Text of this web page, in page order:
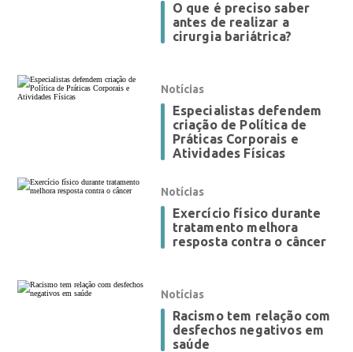
O que é preciso saber
antes de realizar a
cirurgia bariátrica?
Notícias
Especialistas defendem
criação de Política de
Práticas Corporais e
Atividades Físicas
Notícias
Exercício físico durante
tratamento melhora
resposta contra o câncer
Notícias
Racismo tem relação com
desfechos negativos em
saúde